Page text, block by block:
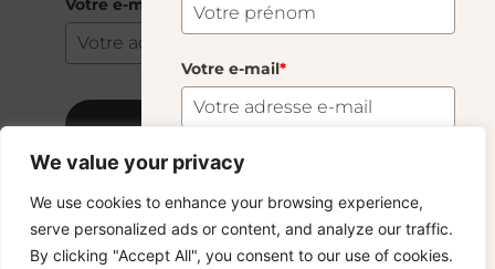
We value your privacy
We use cookies to enhance your browsing experience,
serve personalized ads or content, and analyze our traffic.
By clicking "Accept All", you consent to our use of cookies.
Votre e-mail
S'abonner
Copyright © 2024 – © La Soufflerie.
Toutes les créations, tous les designs et tous les contenus sont
protégés par le droit d’auteur et le droit des marques.
Votre e-mail*
Vous voulez rester informé ? Inscrivez-vous